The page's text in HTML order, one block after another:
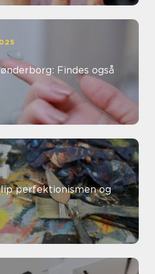
Findes også
perfektionismen og